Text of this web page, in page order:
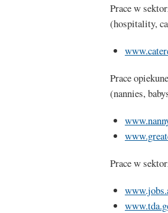
Prace w
(hospitality,
Prace
(nannies,
Prace w